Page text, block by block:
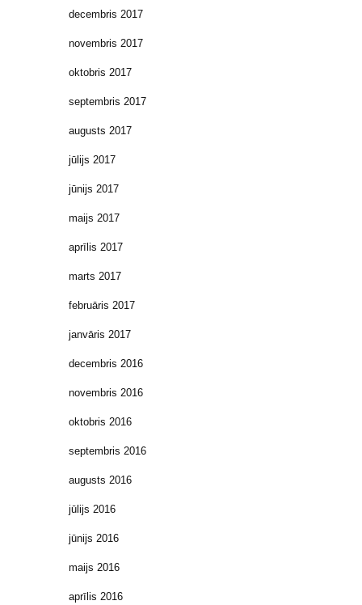
decembris 2017
novembris 2017
oktobris 2017
septembris 2017
augusts 2017
jūlijs 2017
jūnijs 2017
maijs 2017
aprīlis 2017
marts 2017
februāris 2017
janvāris 2017
decembris 2016
novembris 2016
oktobris 2016
septembris 2016
augusts 2016
jūlijs 2016
jūnijs 2016
maijs 2016
aprīlis 2016